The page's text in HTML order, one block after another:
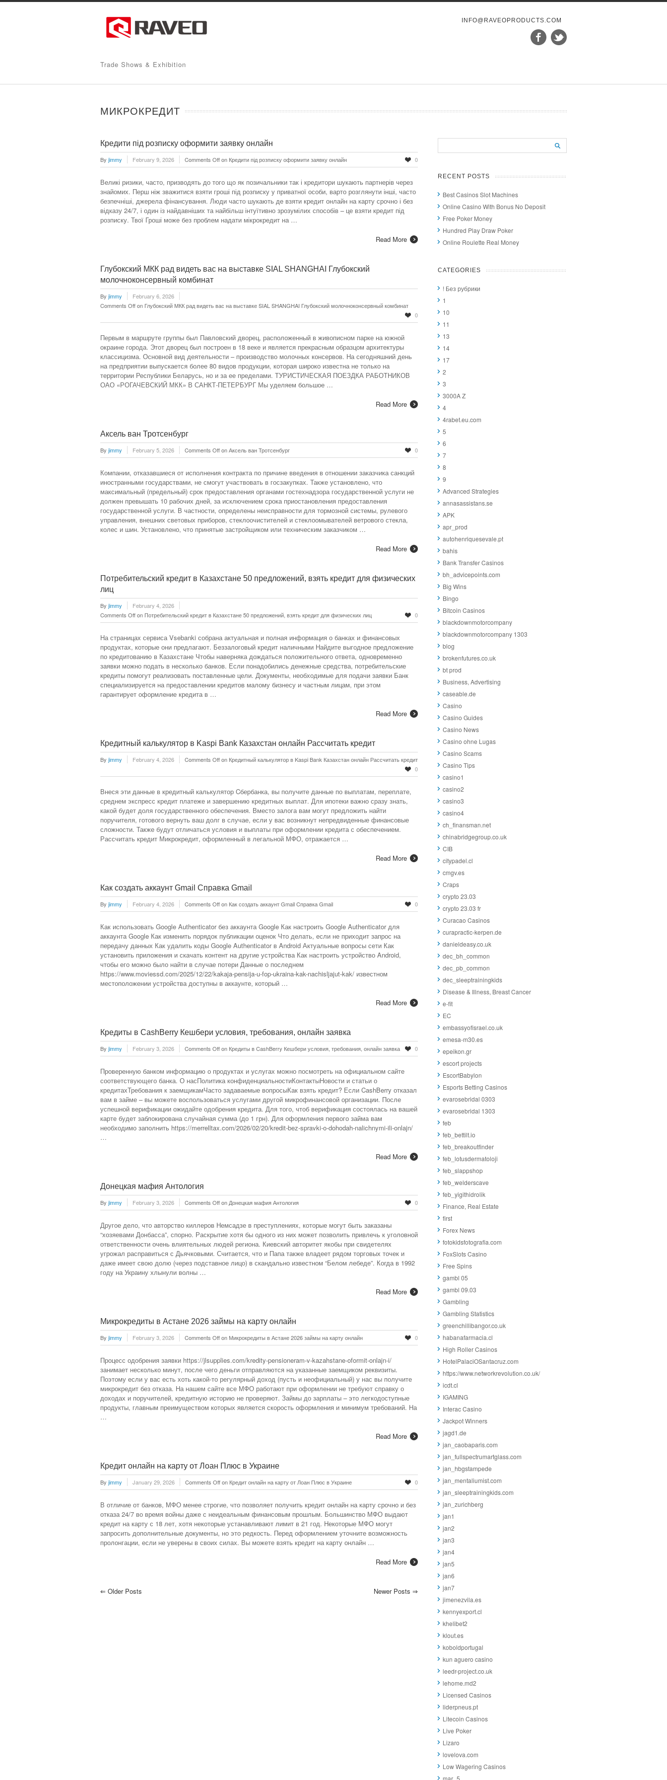
INFO@RAVEOPRODUCTS.COM
Trade Shows & Exhibition
МИКРОКРЕДИТ
Кредити під розписку оформити заявку онлайн
By jimmy February 9, 2026 Comments Offon Кредити під розписку оформити заявку онлайн 0
Великі ризики, часто, призводять до того що як позичальники так і кредитори шукають партнерів через
знайомих. Перш ніж зважитися взяти гроші під розписку у приватної особи, варто розглянути інші, часто
безпечніші, джерела фінансування. Люди часто шукають де взяти кредит онлайн на карту срочно і без
відказу 24/7, і один із найдавніших та найбільш інтуїтивно зрозумілих способів – це взяти кредит під
розписку. Твої Гроші може без проблем надати мікрокредит на …
Read More
Глубокский МКК рад видеть вас на выставке SIAL SHANGHAI Глубокский
молочноконсервный комбинат
By jimmy
February 6, 2026
Comments Offon Глубокский МКК рад видеть вас на выставке SIAL SHANGHAI Глубокский молочноконсервный комбинат
0
Первым в маршруте группы был Павловский дворец, расположенный в живописном парке на южной
окраине города. Этот дворец был построен в 18 веке и является прекрасным образцом архитектуры
классицизма. Основной вид деятельности – производство молочных консервов. На сегодняшний день
на предприятии выпускается более 80 видов продукции, которая широко известна не только на
территории Республики Беларусь, но и за ее пределами. ТУРИСТИЧЕСКАЯ ПОЕЗДКА РАБОТНИКОВ
ОАО «РОГАЧЕВСКИЙ МКК» В САНКТ-ПЕТЕРБУРГ Мы уделяем большое …
Read More
Аксель ван Тротсенбург
By jimmy February 5, 2026 Comments Offon Аксель ван Тротсенбург 0
Компании, отказавшиеся от исполнения контракта по причине введения в отношении заказчика санкций
иностранными государствами, не смогут участвовать в госзакупках. Также установлено, что
максимальный (предельный) срок предоставления органами гостехнадзора государственной услуги не
должен превышать 10 рабочих дней, за исключением срока приостановления предоставления
государственной услуги. В частности, определены неисправности для тормозной системы, рулевого
управления, внешних световых приборов, стеклоочистителей и стеклоомывателей ветрового стекла,
колес и шин. Установлено, что принятые застройщиком или техническим заказчиком …
Read More
Потребительский кредит в Казахстане 50 предложений, взять кредит для физических
лиц
By jimmy
February 4, 2026
Comments Offon Потребительский кредит в Казахстане 50 предложений, взять кредит для физических лиц 0
На страницах сервиса Vsebanki собрана актуальная и полная информация о банках и финансовых
продуктах, которые они предлагают. Беззалоговый кредит наличными Найдите выгодное предложение
по кредитованию в Казахстане Чтобы наверняка дождаться положительного ответа, одновременно
заявки можно подать в несколько банков. Если понадобились денежные средства, потребительские
кредиты помогут реализовать поставленные цели. Документы, необходимые для подачи заявки Банк
специализируется на предоставлении кредитов малому бизнесу и частным лицам, при этом
гарантирует оформление кредита в …
Read More
Кредитный калькулятор в Kaspi Bank Казахстан онлайн Рассчитать кредит
By jimmy February 4, 2026 Comments Offon Кредитный калькулятор в Kaspi Bank Казахстан онлайн Рассчитать кредит
0
Внеся эти данные в кредитный калькулятор Cбербанка, вы получите данные по выплатам, переплате,
среднем экспресс кредит платеже и завершению кредитных выплат. Для ипотеки важно сразу знать,
какой будет доля государственного обеспечения. Вместо залога вам могут предложить найти
поручителя, готового вернуть ваш долг в случае, если у вас возникнут непредвиденные финансовые
сложности. Также будут отличаться условия и выплаты при оформлении кредита с обеспечением.
Рассчитать кредит Микрокредит, оформленный в легальной МФО, отражается …
Read More
Как создать аккаунт Gmail Cправка Gmail
By jimmy February 4, 2026 Comments Offon Как создать аккаунт Gmail Cправка Gmail 0
Как использовать Google Authenticator без аккаунта Google Как настроить Google Authenticator для
аккаунта Google Как изменить порядок публикации оценок Что делать, если не приходит запрос на
передачу данных Как удалить коды Google Authenticator в Android Актуальные вопросы сети Как
установить приложения и скачать контент на другие устройства Как настроить устройство Android,
чтобы его можно было найти в случае потери Данные о последнем
https://www.moviessd.com/2025/12/22/kakaja-pensija-u-fop-ukraina-kak-nachisljajut-kak/ известном
местоположении устройства доступны в аккаунте, который …
Read More
Кредиты в CashBerry Кешбери условия, требования, онлайн заявка
By jimmy February 3, 2026 Comments Offon Кредиты в CashBerry Кешбери условия, требования, онлайн заявка 0
Проверенную банком информацию о продуктах и услугах можно посмотреть на официальном сайте
соответствующего банка. О насПолитика конфиденциальностиКонтактыНовости и статьи о
кредитахТребования к заемщикамЧасто задаваемые вопросыКак взять кредит? Если CashBerry отказал
вам в займе – вы можете воспользоваться услугами другой микрофинансовой организации. После
успешной верификации ожидайте одобрения кредита. Для того, чтоб верификация состоялась на вашей
карте будет заблокирована случайная сумма (до 1 грн). Для оформления первого займа вам
необходимо заполнить https://merrelltax.com/2026/02/20/kredit-bez-spravki-o-dohodah-nalichnymi-ili-onlajn/
…
Read More
Донецкая мафия Антология
By jimmy February 3, 2026 Comments Offon Донецкая мафия Антология 0
Другое дело, что авторство киллеров Немсадзе в преступлениях, которые могут быть заказаны
“хозяевами Донбасса”, спорно. Раскрытие хотя бы одного из них может позволить привлечь к уголовной
ответственности очень влиятельных людей региона. Киевский авторитет якобы при свидетелях
угрожал расправиться с Дьячковыми. Считается, что и Папа также владеет рядом торговых точек и
даже имеет свою долю (через подставное лицо) в скандально известном “Белом лебеде”. Когда в 1992
году на Украину хлынули волны …
Read More
Микрокредиты в Астане 2026 займы на карту онлайн
By jimmy February 3, 2026 Comments Offon Микрокредиты в Астане 2026 займы на карту онлайн 0
Процесс одобрения заявки https://jlsupplies.com/kredity-pensioneram-v-kazahstane-oformit-onlajn-i/
занимает несколько минут, после чего деньги отправляются на указанные заемщиком реквизиты.
Поэтому если у вас есть хоть какой-то регулярный доход (пусть и неофициальный) у нас вы получите
микрокредит без отказа. На нашем сайте все МФО работают при оформлении не требуют справку о
доходах и поручителей, кредитную историю не проверяют. Займы до зарплаты – это легкодоступные
продукты, главным преимуществом которых является скорость оформления и минимум требований. На
…
Read More
Кредит онлайн на карту от Лоан Плюс в Украине
By jimmy January 29, 2026 Comments Offon Кредит онлайн на карту от Лоан Плюс в Украине 0
В отличие от банков, МФО менее строгие, что позволяет получить кредит онлайн на карту срочно и без
отказа 24/7 во время войны даже с неидеальным финансовым прошлым. Большинство МФО выдают
кредит на карту с 18 лет, хотя некоторые устанавливают лимит в 21 год. Некоторые МФО могут
запросить дополнительные документы, но это редкость. Перед оформлением уточните возможность
пролонгации, если не уверены в своих силах. Вы можете взять кредит на карту онлайн …
Read More
⇐ Older Posts Newer Posts ⇒
RECENT POSTS
Best Casinos Slot Machines
Online Casino With Bonus No Deposit
Free Poker Money
Hundred Play Draw Poker
Online Roulette Real Money
CATEGORIES
! Без рубрики
1
10
11
13
14
17
2
3
3000A Z
4
4rabet.eu.com
5
6
7
8
9
Advanced Strategies
annasassistans.se
APK
apr_prod
autohenriquesevale.pt
bahis
Bank Transfer Casinos
bh_advicepoints.com
Big Wins
Bingo
Bitcoin Casinos
blackdownmotorcompany
blackdownmotorcompany 1303
blog
brokenfutures.co.uk
bt prod
Business, Advertising
caseable.de
Casino
Casino Guides
Casino News
Casino ohne Lugas
Casino Scams
Casino Tips
casino1
casino2
casino3
casino4
ch_finansman.net
chinabridgegroup.co.uk
CIB
citypadel.cl
cmgv.es
Craps
crypto 23.03
crypto 23.03 fr
Curacao Casinos
curapractic-kerpen.de
danieldeasy.co.uk
dec_bh_common
dec_pb_common
dec_sleeptrainingkids
Disease & Illness, Breast Cancer
e-fit
EC
embassyofisrael.co.uk
emesa-m30.es
epeikon.gr
escort projects
EscortBabylon
Esports Betting Casinos
evarosebridal 0303
evarosebridal 1303
feb
feb_bettilt.io
feb_breakoutfinder
feb_lotusdermatoloji
feb_slappshop
feb_welderscave
feb_yigithidrolik
Finance, Real Estate
first
Forex News
fotokidsfotografia.com
FoxSlots Casino
Free Spins
gambl 05
gambl 09.03
Gambling
Gambling Statistics
greenchillibangor.co.uk
habanafarmacia.cl
High Roller Casinos
HotelPalaciOSantacruz.com
https://www.networkrevolution.co.uk/
icdt.cl
IGAMING
Interac Casino
Jackpot Winners
jagd1.de
jan_caobaparis.com
jan_fullspectrumartglass.com
jan_hbgstampede
jan_mentaliumist.com
jan_sleeptrainingkids.com
jan_zurichberg
jan1
jan2
jan3
jan4
jan5
jan6
jan7
jimenezvila.es
kennyexport.cl
khelibet2
klout.es
koboldportugal
kun aguero casino
leedr-project.co.uk
lehome.md2
Licensed Casinos
liderpneus.pt
Litecoin Casinos
Live Poker
Lizaro
lovelova.com
Low Wagering Casinos
mar_5